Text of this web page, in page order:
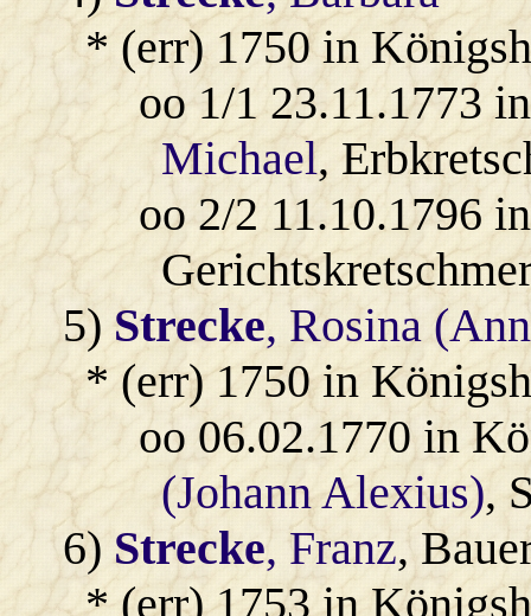
* (err) 1750 in
oo 1/1 23.11.1773
Michael,
oo 2/2 11.10.1796
5)Strecke, Rosina
* (err) 1750 in
oo 06.02.1770 in
(Johann Alexius),
6)Strecke, Franz,
* (err) 1753 in